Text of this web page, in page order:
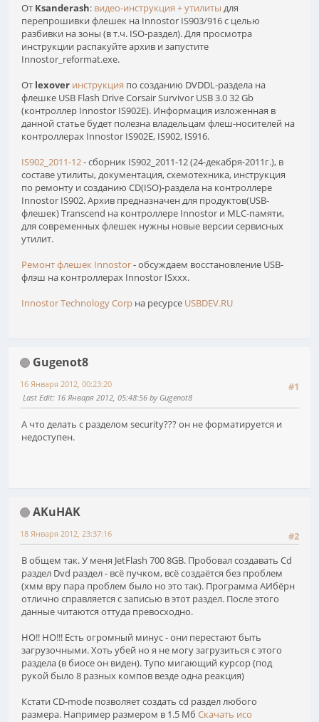
От Ksanderash: видео-инструкция + утилиты для
перепрошивки флешек на Innostor IS903/916 с целью
разбивки на зоны (в т.ч. ISO-раздел). Для просмотра
инструкции распакуйте архив и запустите
Innostor_reformat.exe.
От lexover инструкция по созданию DVDDL-раздела на
флешке USB Flash Drive Corsair Survivor USB 3.0 32 Gb
(контроллер Innostor IS902E). Информация изложенная в
данной статье будет полезна владельцам флеш-носителей на
контроллерах Innostor IS902E, IS902, IS916.
IS902_2011-12- сборник IS902_2011-12 (24-декабря-2011г.), в
составе утилиты, документация, схемотехника, инструкция
по ремонту и созданию CD(ISO)-раздела на контроллере
Innostor IS902. Архив предназначен для продуктов(USB-
флешек) Transcend на контроллере Innostor и MLC-памяти,
для современных флешек нужны новые версии сервисных
утилит.
Ремонт флешек Innostor- обсуждаем восстановление USB-
флэш на контроллерах Innostor ISxxx.
Innostor Technology Corp на ресурсе USBDEV.RU
Gugenot8
#1
16 Января 2012, 00:23:20
Last Edit: 16 Января 2012, 05:48:56 by Gugenot8
А что делать с разделом security??? он не форматируется и
недоступен.
AKuHAK
#2
18 Января 2012, 23:37:16
В общем так. У меня JetFlash 700 8GB. Пробовал создавать Cd
раздел Dvd раздел - всё пучком, всё создаётся без проблем
(хмм вру пара проблем было но это так). Программа АИбёрн
отлично справляется с записью в этот раздел. После этого
данные читаются оттуда превосходно.
НО!! НО!!! Есть огромный минус - они перестают быть
загрузочными. Хоть убей но я не могу загрузиться с этого
раздела (в биосе он виден). Тупо мигающий курсор (под
рукой было 8 разных компов везде одна реакция)
Кстати СD-mode позволяет создать cd раздел любого
размера. Например размером в 1.5 Мб Скачать исо